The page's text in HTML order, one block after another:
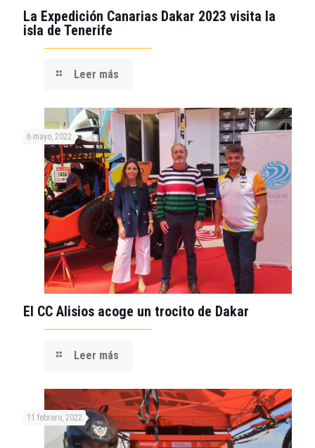
La Expedición Canarias Dakar 2023 visita la
isla de Tenerife
Leer más
6 mayo, 2022
El CC Alisios acoge un trocito de Dakar
Leer más
11 febrero, 2022